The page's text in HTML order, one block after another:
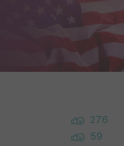
276
59